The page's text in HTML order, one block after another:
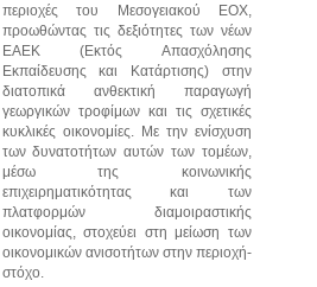
περιοχές του Μεσογειακού ΕΟΧ,
προωθώντας τις δεξιότητες των νέων
ΕΑΕΚ (Εκτός Απασχόλησης
Εκπαίδευσης και Κατάρτισης) στην
διατοπικά ανθεκτική παραγωγή
γεωργικών τροφίμων και τις σχετικές
κυκλικές οικονομίες. Με την ενίσχυση
των δυνατοτήτων αυτών των τομέων,
μέσω της κοινωνικής
επιχειρηματικότητας και των
πλατφορμών διαμοιραστικής
οικονομίας, στοχεύει στη μείωση των
οικονομικών ανισοτήτων στην περιοχή-
στόχο.